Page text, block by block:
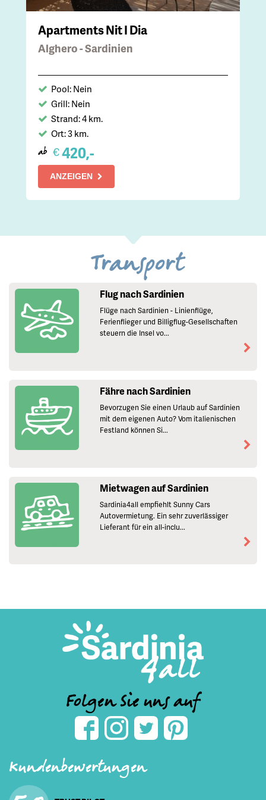
Apartments Nit I Dia
Alghero - Sardinien
Pool: Nein
Grill: Nein
Strand: 4 km.
Ort: 3 km.
ab €420,-
ANZEIGEN
Transport
Flug nach Sardinien
Flüge nach Sardinien - Linienflüge,
Ferienflieger und Billigflug-Gesellschaften
steuern die Insel vo...
Fähre nach Sardinien
Bevorzugen Sie einen Urlaub auf Sardinien
mit dem eigenen Auto? Vom italienischen
Festland können Si...
Mietwagen auf Sardinien
Sardinia4all empfiehlt Sunny Cars
Autovermietung. Ein sehr zuverlässiger
Lieferant für ein all-inclu...
Folgen Sie uns auf
Kundenbewertungen